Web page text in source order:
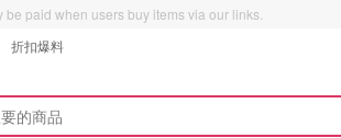
be paid when users buy items via our links.
折扣爆料